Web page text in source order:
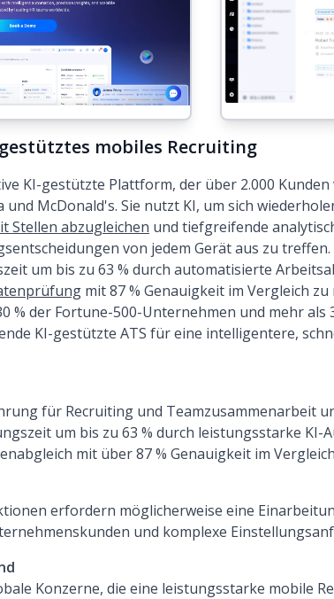
gestütztes mobiles Recruiting
KI-gestützte Plattform, der über 2.000
und McDonald's. Sie nutzt KI, um sich
Stellen abzugleichen und tiefgreifende
von jedem Gerät aus zu
um bis zu 63 % durch automatisierte
mit 87 % Genauigkeit im Vergleich
% der Fortune-500-Unternehmen und mehr
KI-gestützte ATS für eine intelligentere,
für Recruiting und Teamzusammenarbeit
um bis zu 63 % durch leistungsstarke KI-
mit über 87 % Genauigkeit im
erfordern möglicherweise eine
und komplexe
Konzerne, die eine leistungsstarke mobile